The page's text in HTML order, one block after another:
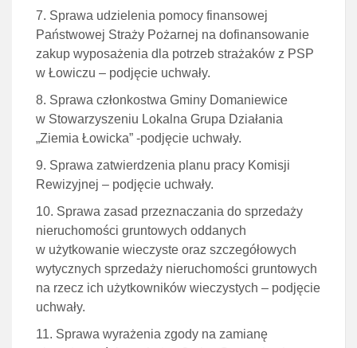
Sprawa udzielenia pomocy finansowej
Państwowej Straży Pożarnej na dofinansowanie
zakup wyposażenia dla potrzeb strażaków z PSP
w Łowiczu – podjęcie uchwały.
Sprawa członkostwa Gminy Domaniewice
w Stowarzyszeniu Lokalna Grupa Działania
„Ziemia Łowicka” -podjęcie uchwały.
Sprawa zatwierdzenia planu pracy Komisji
Rewizyjnej – podjęcie uchwały.
Sprawa zasad przeznaczania do sprzedaży
nieruchomości gruntowych oddanych
w użytkowanie wieczyste oraz szczegółowych
wytycznych sprzedaży nieruchomości gruntowych
na rzecz ich użytkowników wieczystych – podjęcie
uchwały.
Sprawa wyrażenia zgody na zamianę